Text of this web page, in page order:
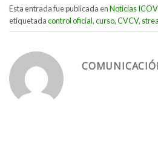
Esta entrada fue publicada enNoticias
etiquetadacontrol oficial,curso,CVCV,